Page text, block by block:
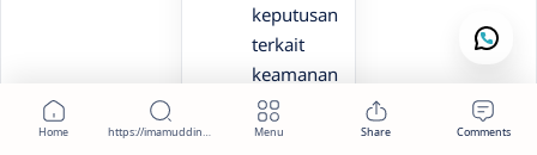
keputusan
terkait
keamanan
dan
operasional.